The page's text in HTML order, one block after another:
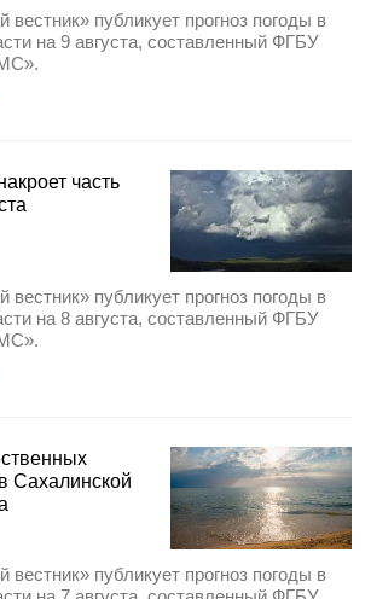
вестник» публикует прогноз погоды в
на 9 августа, составленный ФГБУ
часть
вестник» публикует прогноз погоды в
на 8 августа, составленный ФГБУ
Сахалинской
вестник» публикует прогноз погоды в